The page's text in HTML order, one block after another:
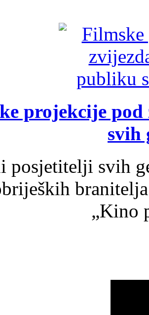
projekcije
svih
posjetitelji svih
„Kino